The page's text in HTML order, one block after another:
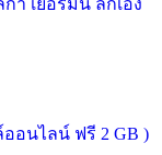
า เยอรมัน ลีกเอิง
ออนไลน์ ฟรี 2 GB )